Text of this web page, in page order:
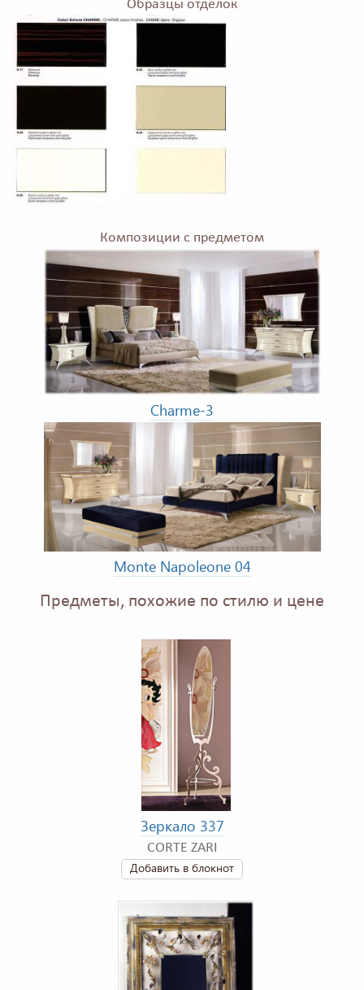
Образцы отделок
Композиции с предметом
Charme-3
Monte Napoleone 04
Предметы, похожие по стилю и цене
Зеркало 337
CORTE ZARI
Добавить в блокнот